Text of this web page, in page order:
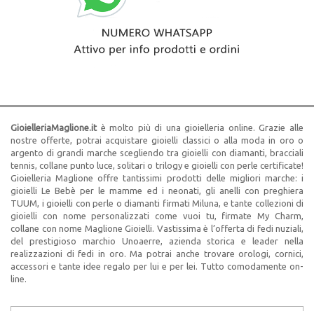
GioielleriaMaglione.itè molto più di una gioielleria online. Grazie alle
nostre offerte, potrai acquistare gioielli classici o alla moda in oro o
argento di grandi marche scegliendo tra gioielli con diamanti, bracciali
tennis, collane punto luce, solitari o trilogy e gioielli con perle certificate!
Gioielleria Maglione offre tantissimi prodotti delle migliori marche: i
gioielli Le Bebè per le mamme ed i neonati, gli anelli con preghiera
TUUM, i gioielli con perle o diamanti firmati Miluna, e tante collezioni di
gioielli con nome personalizzati come vuoi tu, firmate My Charm,
collane con nome Maglione Gioielli. Vastissima è l’offerta di fedi nuziali,
del prestigioso marchio Unoaerre, azienda storica e leader nella
realizzazioni di fedi in oro. Ma potrai anche trovare orologi, cornici,
accessori e tante idee regalo per lui e per lei. Tutto comodamente on-
line.